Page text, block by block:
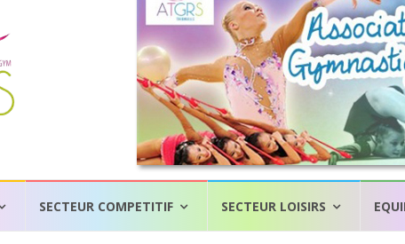
SECTEUR COMPETITIF SECTEUR LOISIRS